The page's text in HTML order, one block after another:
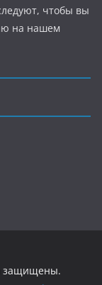
чтобы вы
на нашем
защищены.